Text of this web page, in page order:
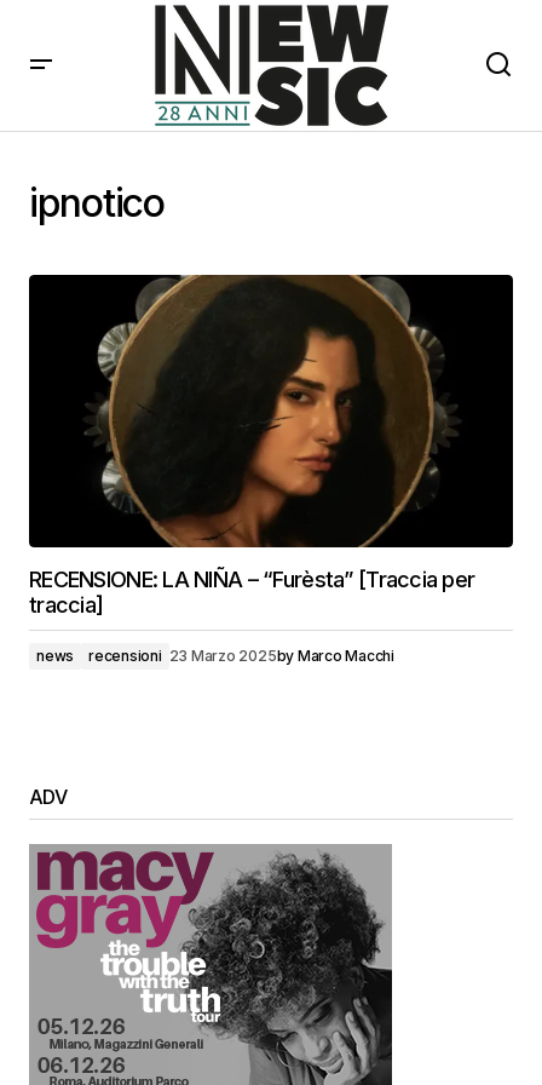
ipnotico
RECENSIONE: LA NIÑA – “Furèsta” [Traccia per
traccia]
news recensioni 23 Marzo 2025by Marco Macchi
ADV